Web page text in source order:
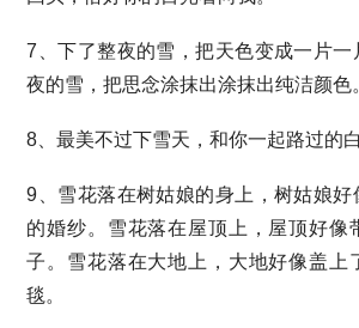
7、下了整夜的雪，把天色变成一片一
夜的雪，把思念涂抹出涂抹出纯洁颜色
8、最美不过下雪天，和你一起路过的
9、雪花落在树姑娘的身上，树姑娘好
的婚纱。雪花落在屋顶上，屋顶好像
子。雪花落在大地上，大地好像盖上
毯。